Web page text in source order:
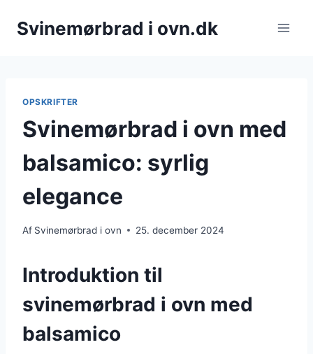
Svinemørbrad i ovn.dk
OPSKRIFTER
Svinemørbrad i ovn med
balsamico: syrlig
elegance
Af Svinemørbrad i ovn 25. december 2024
Introduktion til
svinemørbrad i ovn med
balsamico